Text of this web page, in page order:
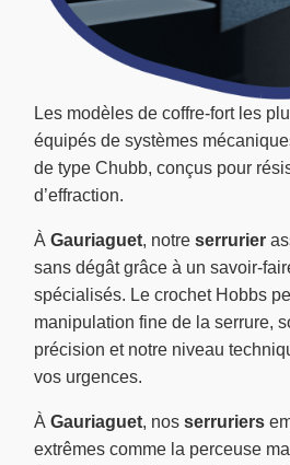
Les modèles de coffre-fort les
équipés de systèmes
de type Chubb, conçus pour
d’effraction.
À Gauriaguet, notre serrurier
sans dégât grâce à un savoir-
spécialisés. Le crochet Hobbs
manipulation fine de la serrure,
précision et notre niveau
vos urgences.
À Gauriaguet, nos serruriers
extrêmes comme la perceuse